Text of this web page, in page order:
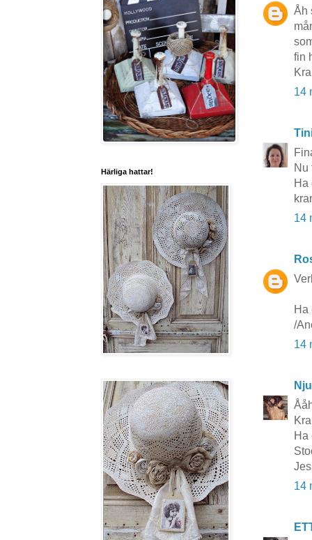
Åh
fin
14
Nu
Ha
14
Ha
/
14
Ha
14
Härliga hattar!